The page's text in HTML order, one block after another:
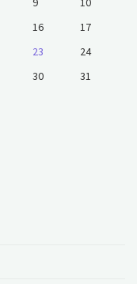
16
17
23
24
30 31